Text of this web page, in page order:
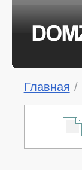
Главная /